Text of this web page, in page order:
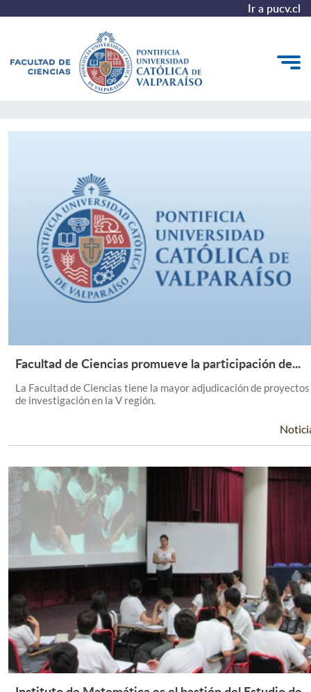
Ir a pucv.cl
Postgrado y Formación Continua
Vinculación con el Medio
Admisión
Leer Más +
Facultad de Ciencias promueve la participación de...
La Facultad de Ciencias tiene la mayor adjudicación de proyectos
de investigación en la V región.